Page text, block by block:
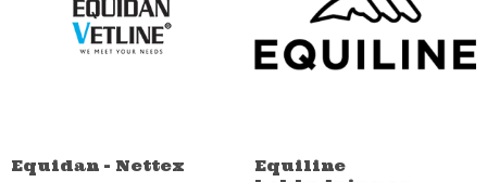
Equidan - Nettex
Equiline